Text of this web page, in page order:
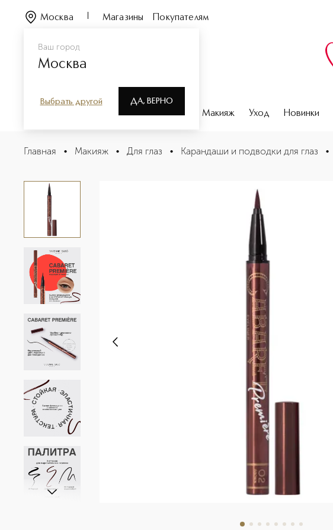
Ваш город
Москва
Выбрать другой ДА, ВЕРНО
Москва Магазины Покупателям
Парфюмерия Макияж Уход Новинки
Cabaret premiere eyeliner рen Подводка для глаз
Описание
Главная • Макияж • Для глаз • Карандаши и подводки для глаз •